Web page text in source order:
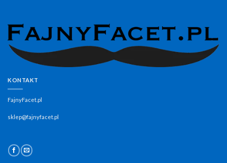
KONTAKT
FajnyFacet.pl
sklep@fajnyfacet.pl